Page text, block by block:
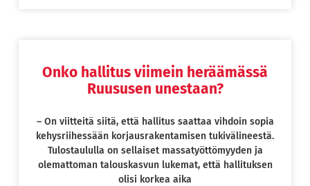
Onko hallitus viimein heräämässä
Ruususen unestaan?
– On viitteitä siitä, että hallitus saattaa vihdoin sopia
kehysriihessään korjausrakentamisen tukivälineestä.
Tulostaululla on sellaiset massatyöttömyyden ja
olemattoman talouskasvun lukemat, että hallituksen
olisi korkea aika